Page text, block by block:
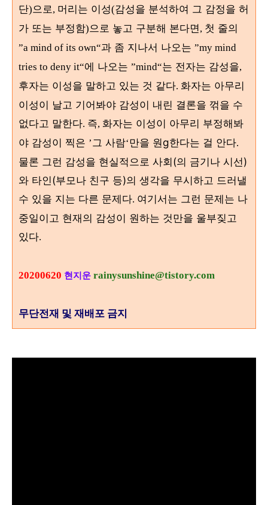
단)으로, 머리는 이성(감성을 분석하여 그 감정을 허
가 또는 부정함)으로 놓고 구분해 본다면, 첫 줄의
”a mind of its own“과 좀 지나서 나오는 ”my mind
tries to deny it“에 나오는 ”mind“는 전자는 감성을,
후자는 이성을 말하고 있는 것 같다. 화자는 아무리
이성이 날고 기어봐야 감성이 내린 결론을 꺾을 수
없다고 말한다. 즉, 화자는 이성이 아무리 부정해봐
야 감성이 찍은 ’ 그 사람‘만을 원g한다는 걸 안다.
물론 그런 감성을 현실적으로 사회(의 금기나 시선)
와 타인(부모나 친구 등)의 생각을 무시하고 드러낼
수 있을 지는 다른 문제다. 여기서는 그런 문제는 나
중일이고 현재의 감성이 원하는 것만을 울부짖고
있다.
20200620 현지운 rainysunshine@tistory.com
무단전재 및 재배포 금지